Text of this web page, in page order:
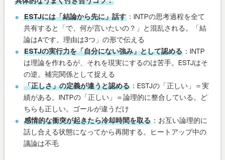
ESTJには「結論から先に」話す ：INTPの思考過程を全て
共有すると「で、何が言いたいの？」と混乱される。「結
論はAです。理由は3つ」の形で伝える
ESTJの実行力を「自分にない強み」として認める ：INTP
は理論を作れるが、それを現実にするのは苦手。ESTJはそ
の逆。補完関係として捉える
「正しさ」の定義が違うと認める ：ESTJの「正しい」＝実
績がある。INTPの「正しい」＝論理的に整合している。ど
ちらも正しい。ゴールが違うだけ
感情的な衝突が起きたら冷却時間を取る ：お互い論理的に
話し合える状態になってから再開する。ヒートアップ中の
議論は不毛